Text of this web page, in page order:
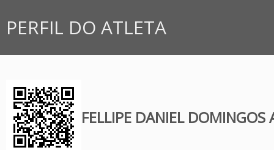
PERFIL DO ATLETA
FELLIPE DANIEL DOMINGOS